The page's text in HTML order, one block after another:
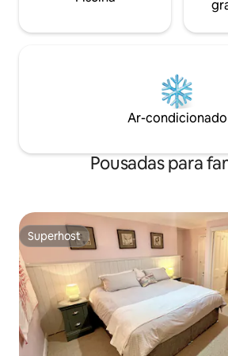
Ar-condicionado
Pousadas para
Superhost
Superhost